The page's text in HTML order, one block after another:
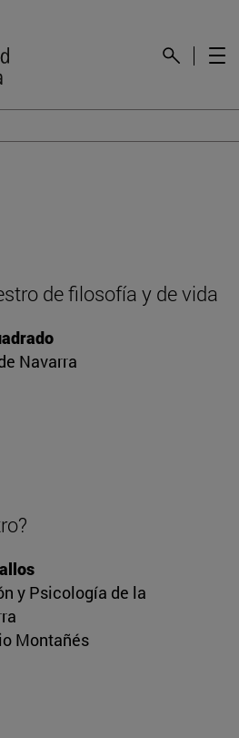
de filosofía y de vida
Navarra
y Psicología de la
Montañés